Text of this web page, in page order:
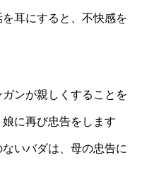
耳にすると、不快感を
ンが親しくすることを
に再び忠告をします
いバダは、母の忠告に